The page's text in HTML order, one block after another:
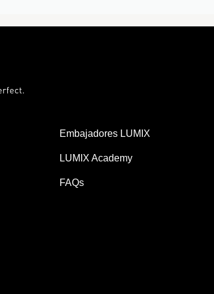
Embajadores LUMIX
LUMIX Academy
FAQs